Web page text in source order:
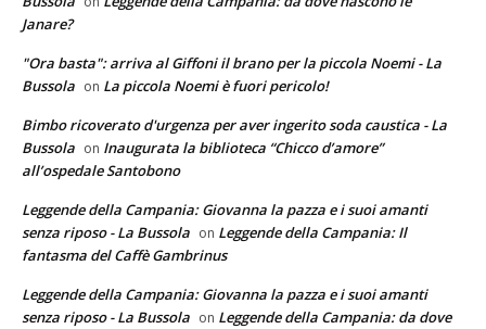
Janare?
"Ora basta": arriva al Giffoni il brano per la piccola Noemi - La
Bussola on La piccola Noemi è fuori pericolo!
Bimbo ricoverato d'urgenza per aver ingerito soda caustica - La
Bussola on Inaugurata la biblioteca “Chicco d’amore”
all’ospedale Santobono
Leggende della Campania: Giovanna la pazza e i suoi amanti
senza riposo - La Bussola on Leggende della Campania: Il
fantasma del Caffè Gambrinus
Leggende della Campania: Giovanna la pazza e i suoi amanti
senza riposo - La Bussola on Leggende della Campania: da dove